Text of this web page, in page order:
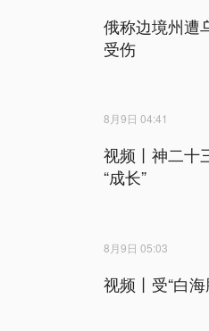
俄称边境州遭
受伤
8月9日 04:41
视频丨神二十
“成长”
8月9日 05:03
视频丨受“白